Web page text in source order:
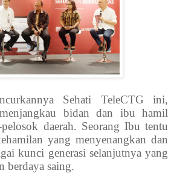
Sehati TeleCTG ini,
bidan dan ibu hamil
daerah. Seorang Ibu tentu
yang menyenangkan dan
kunci generasi selanjutnya yang
berdaya saing.